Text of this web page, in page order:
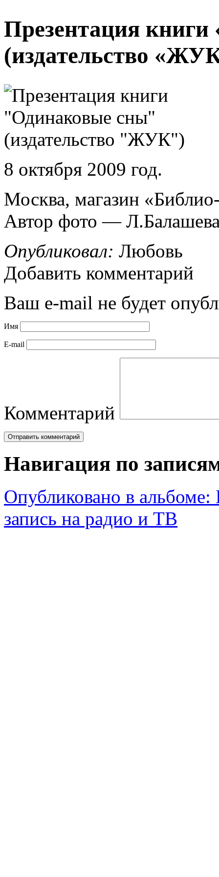
Презентация
(издательство
8 октября 2009 год.
Москва, магазин
Автор фото —
Опубликовал: Любовь
Добавить комментарий
Ваш e-mail не будет
Имя
E-mail
Комментарий
Навигация по
Опубликовано в альбоме:
запись на радио и ТВ